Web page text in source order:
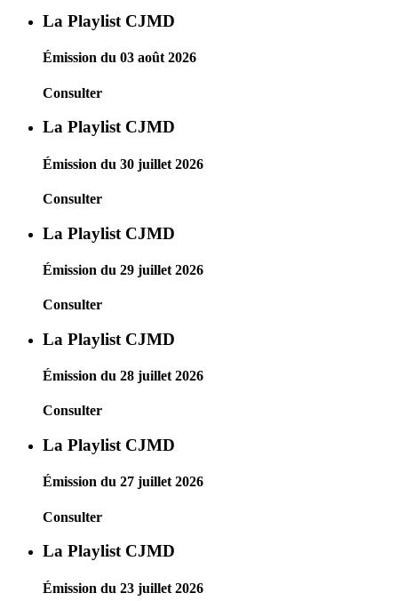
La Playlist CJMD
Émission du 03 août 2026
Consulter
La Playlist CJMD
Émission du 30 juillet 2026
Consulter
La Playlist CJMD
Émission du 29 juillet 2026
Consulter
La Playlist CJMD
Émission du 28 juillet 2026
Consulter
La Playlist CJMD
Émission du 27 juillet 2026
Consulter
La Playlist CJMD
Émission du 23 juillet 2026